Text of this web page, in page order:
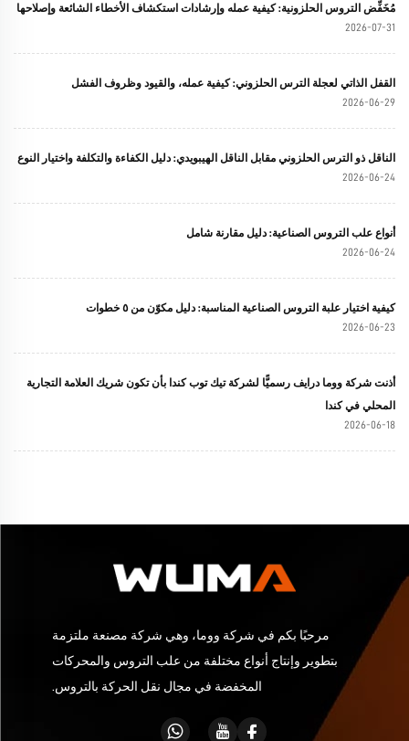
مُخَفِّض التروس الحلزونية: كيفية عمله وإرشادات استكشاف الأخطاء الشائعة وإصلاحها
2026-07-31
القفل الذاتي لعجلة الترس الحلزوني: كيفية عمله، والقيود وظروف الفشل
2026-06-29
الناقل ذو الترس الحلزوني مقابل الناقل الهيبويدي: دليل الكفاءة والتكلفة واختيار النوع
2026-06-24
أنواع علب التروس الصناعية: دليل مقارنة شامل
2026-06-24
كيفية اختيار علبة التروس الصناعية المناسبة: دليل مكوّن من ٥ خطوات
2026-06-23
أذنت شركة ووما درايف رسميًّا لشركة تيك توب كندا بأن تكون شريك العلامة التجارية
المحلي في كندا
2026-06-18
مرحبًا بكم في شركة ووما، وهي شركة مصنعة ملتزمة
بتطوير وإنتاج أنواع مختلفة من علب التروس والمحركات
المخفضة في مجال نقل الحركة بالتروس.